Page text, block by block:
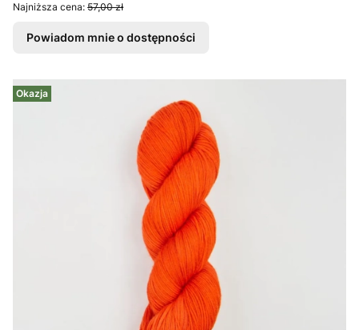
Najniższa cena: 57,00 zł
Powiadom mnie o dostępności
Okazja